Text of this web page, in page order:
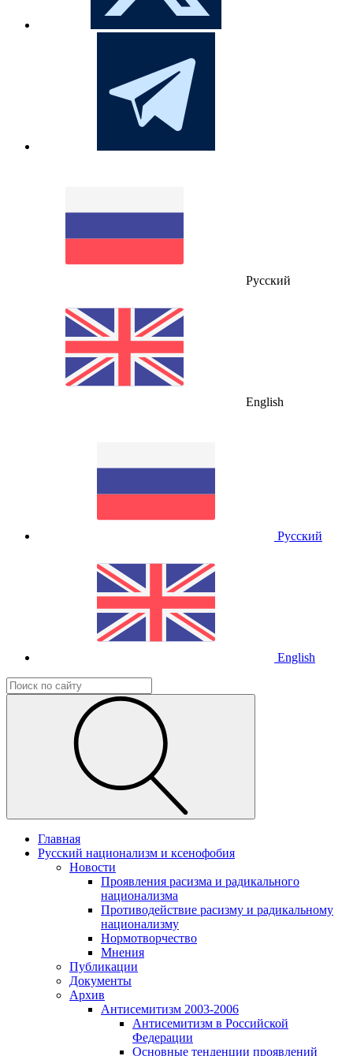
Русский
English
Русский
English
Главная
Русский национализм и ксенофобия
Новости
Проявления расизма и радикального
национализма
Противодействие расизму и радикальному
национализму
Нормотворчество
Мнения
Публикации
Документы
Архив
Антисемитизм 2003-2006
Антисемитизм в Российской
Федерации
Основные тенденции проявлений